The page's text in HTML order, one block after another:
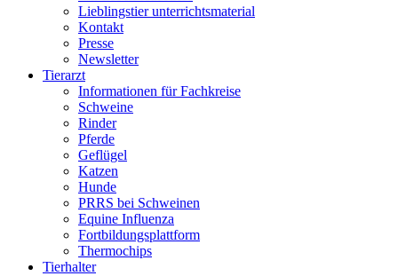
Lieblingstier unterrichtsmaterial
Kontakt
Presse
Newsletter
Tierarzt
Informationen für Fachkreise
Schweine
Rinder
Pferde
Geflügel
Katzen
Hunde
PRRS bei Schweinen
Equine Influenza
Fortbildungsplattform
Thermochips
Tierhalter